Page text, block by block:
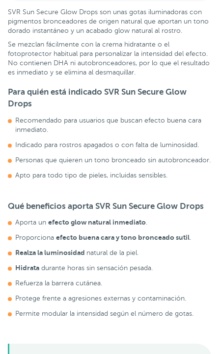
SVR Sun Secure Glow Drops son unas gotas iluminadoras con
pigmentos bronceadores de origen natural que aportan un tono
dorado instantáneo y un acabado glow natural al rostro.
Se mezclan fácilmente con la crema hidratante o el
fotoprotector habitual para personalizar la intensidad del efecto.
No contienen DHA ni autobronceadores, por lo que el resultado
es inmediato y se elimina al desmaquillar.
Para quién está indicado SVR Sun Secure Glow
Drops
Recomendado para usuarios que buscan efecto buena cara
inmediato.
Indicado para rostros apagados o con falta de luminosidad.
Personas que quieren un tono bronceado sin autobronceador.
Apto para todo tipo de pieles, incluidas sensibles.
Qué beneficios aporta SVR Sun Secure Glow Drops
Aporta un efecto glow natural inmediato
Proporciona efecto buena cara y tono bronceado sutil
Realza la luminosidad natural de la piel.
Hidrata durante horas sin sensación pesada.
Refuerza la barrera cutánea.
Protege frente a agresiones externas y contaminación.
Permite modular la intensidad según el número de gotas.